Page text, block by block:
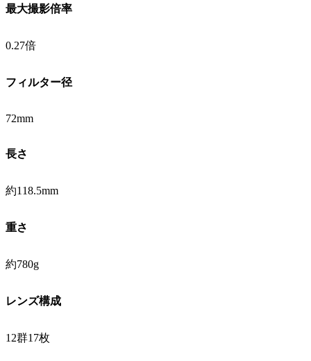
最大撮影倍率
0.27倍
フィルター径
72mm
長さ
約118.5mm
重さ
約780g
レンズ構成
12群17枚